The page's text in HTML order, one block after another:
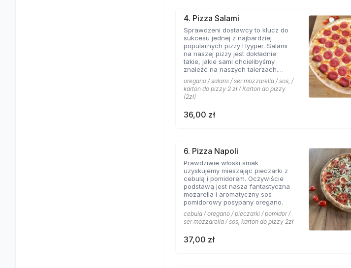
4. Pizza Salami
Sprawdzeni dostawcy to klucz do
sukcesu jednej z najbardziej
popularnych pizzy Hyyper. Salami
na naszej pizzy jest dokładnie
takie, jakie sami chcielibyśmy
znaleźć na naszych talerzach.
Aromat roztopionej mozarelli i
salami to coś obok czego miłośnicy
pizzy z mięsem nie przejdą
obojętnie!
oregano / salami / ser mozzarella / sos, /
karton do pizzy 2 zł / Karton do pizzy
(2zł)
36,00 zł
6. Pizza Napoli
Prawdziwie włoski smak
uzyskujemy mieszając pieczarki z
cebulą i pomidorem. Oczywiście
podstawą jest nasza fantastyczna
mozarella i aromatyczny sos
pomidorowy posypany oregano.
cebula / oregano / pieczarki / pomidor /
ser mozzarella / sos, karton do pizzy 2zł
37,00 zł